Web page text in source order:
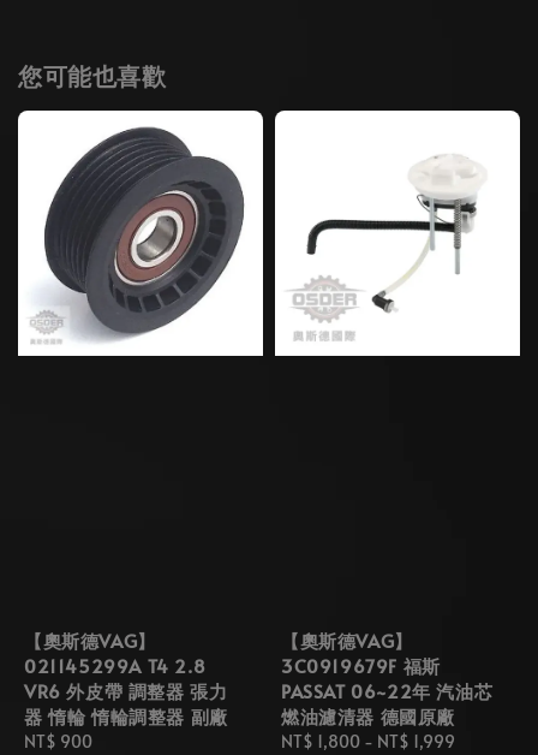
您可能也喜歡
【奧斯德VAG】
021145299A T4 2.8
VR6 外皮帶 調整器 張力
器 惰輪 惰輪調整器 副廠
Regular
NT$ 900
【奧斯德VAG】
3C0919679F 福斯
PASSAT 06~22年 汽油芯
燃油濾清器 德國原廠
Regular
NT$ 1,800 - NT$ 1,999